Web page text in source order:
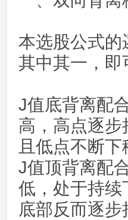
本选股公式的
其中其一，即
J值底背离配
高，高点逐
且低点不断下
J值顶背离配
低，处于持续
底部反而逐步